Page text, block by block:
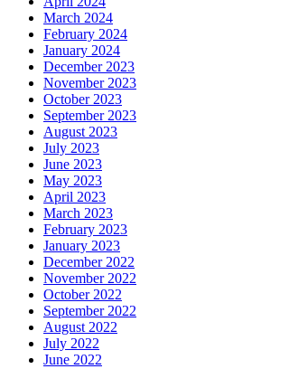
March 2024
February 2024
January 2024
December 2023
November 2023
October 2023
September 2023
August 2023
July 2023
June 2023
May 2023
April 2023
March 2023
February 2023
January 2023
December 2022
November 2022
October 2022
September 2022
August 2022
July 2022
June 2022